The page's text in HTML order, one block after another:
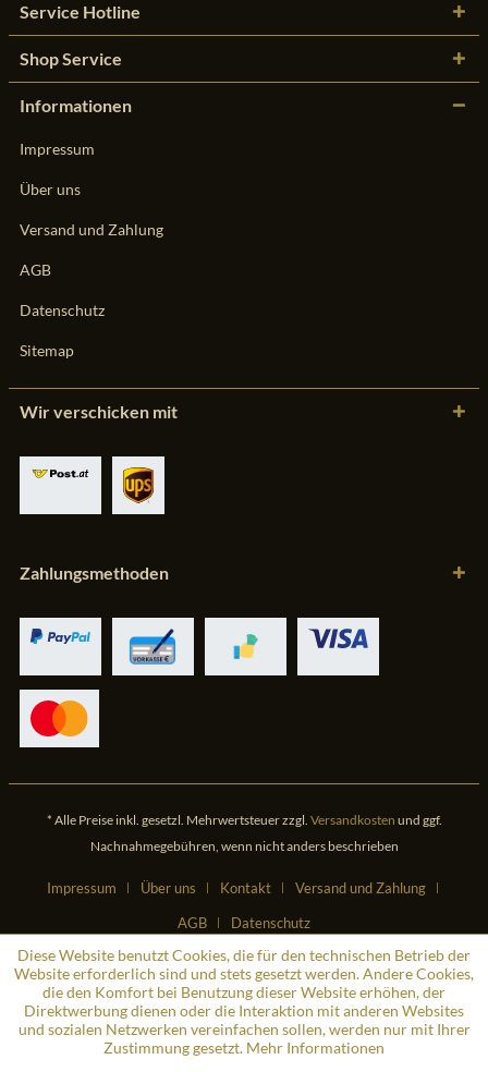
Service Hotline
Shop Service
Informationen
Impressum
Über uns
Versand und Zahlung
AGB
Datenschutz
Sitemap
Wir verschicken mit
Zahlungsmethoden
* Alle Preise inkl. gesetzl. Mehrwertsteuer zzgl. Versandkosten und ggf.
Nachnahmegebühren, wenn nicht anders beschrieben
Impressum Über uns Kontakt
Versand und Zahlung
AGB
Datenschutz
Diese Website benutzt Cookies, die für den technischen Betrieb der
Website erforderlich sind und stets gesetzt werden. Andere Cookies,
die den Komfort bei Benutzung dieser Website erhöhen, der
Direktwerbung dienen oder die Interaktion mit anderen Websites
und sozialen Netzwerken vereinfachen sollen, werden nur mit Ihrer
Zustimmung gesetzt. Mehr Informationen